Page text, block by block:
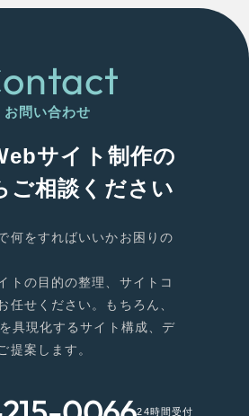
お問い合わせ
サイト制作の
ご相談ください
何をすればいいかお困りの
トの目的の整理、サイトコ
任せください。もちろん、
具現化するサイト構成、デ
提案します。
24時間受付